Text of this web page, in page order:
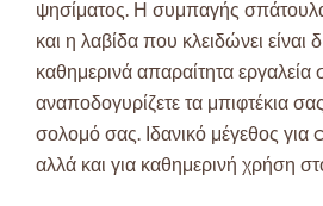
ψησίματος. Η συμπαγής
και η λαβίδα που κλειδώνει είναι
καθημερινά απαραίτητα εργαλεία
αναποδογυρίζετε τα μπιφτέκια
σολομό σας. Ιδανικό μέγεθος
αλλά και για καθημερινή χρήση